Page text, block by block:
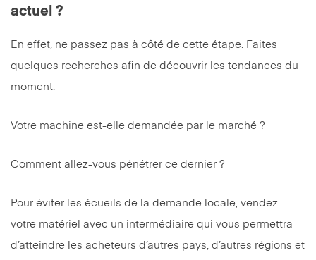
actuel ?
En effet, ne passez pas à côté de cette étape. Faites
quelques recherches afin de découvrir les tendances du
moment.
Votre machine est-elle demandée par le marché ?
Comment allez-vous pénétrer ce dernier ?
Pour éviter les écueils de la demande locale, vendez
votre matériel avec un intermédiaire qui vous permettra
d’atteindre les acheteurs d’autres pays, d’autres régions et